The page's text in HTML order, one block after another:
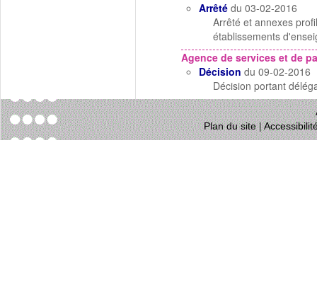
Arrêté du 03-02-2016
Arrêté et annexes
établissements
Agence de services et de
Décision du 09-02-2016
Décision portant
Plan du site|